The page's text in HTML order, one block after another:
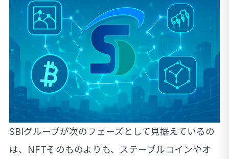
SBIグループが次のフェーズとして見据えているの
は、NFTそのものよりも、ステーブルコインやオ